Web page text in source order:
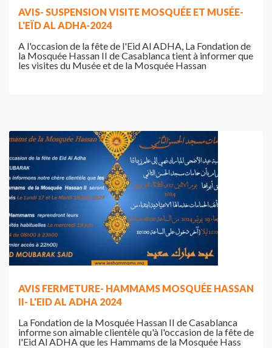
AVIS- SUSPENSION VISITE MOSQUÉE ET MUSÉE-
L'EÏD AL ADHA-2024
A l'occasion de la fête de l'Eid Al ADHA, La Fondation de
la Mosquée Hassan II de Casablanca tient à informer que
les visites du Musée et de la Mosquée Hassan
AVIS FERMETURE- HAMMAMS MOSQUÉE HASSAN
II- L'EID AL ADHA 2024
La Fondation de la Mosquée Hassan II de Casablanca
informe son aimable clientèle qu'à l'occasion de la fête de
l'Eid Al ADHA que les Hammams de la Mosquée Hass